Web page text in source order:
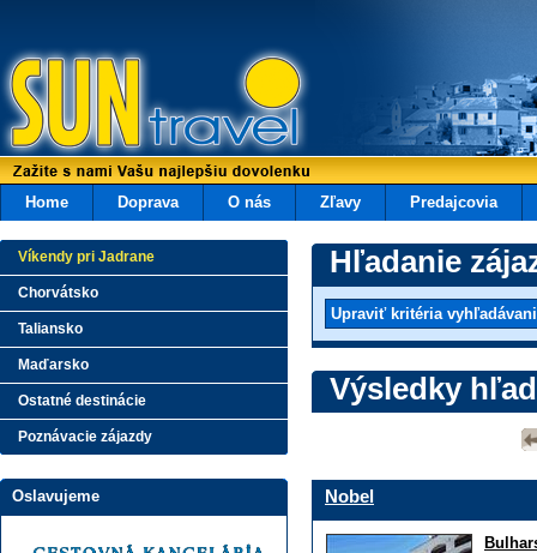
Home Doprava O nás Zľavy Predajcovia
Hľadanie
Výsledky
Nobel
Víkendy pri Jadrane
Chorvátsko
Taliansko
Maďarsko
Ostatné destinácie
Poznávacie zájazdy
Oslavujeme